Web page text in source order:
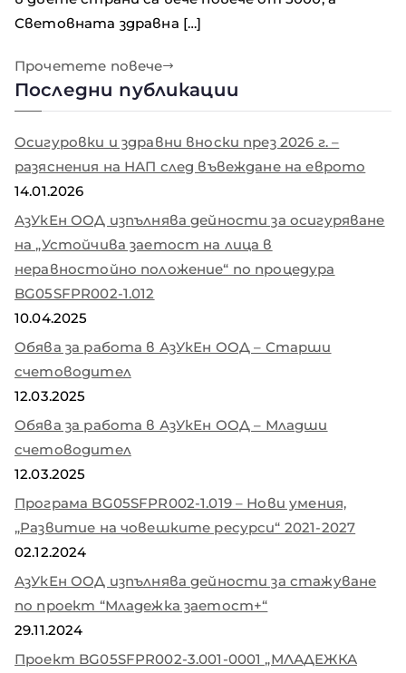
Световната здравна […]
Прочетете повече
Последни публикации
Осигуровки и здравни вноски през 2026 г. –
разяснения на НАП след въвеждане на еврото
14.01.2026
АзУкЕн ООД изпълнява дейности за осигуряване
на „Устойчива заетост на лица в
неравностойно положение“ по процедура
BG05SFPR002-1.012
10.04.2025
Обява за работа в АзУкЕн ООД – Старши
счетоводител
12.03.2025
Обява за работа в АзУкЕн ООД – Младши
счетоводител
12.03.2025
Програма BG05SFPR002-1.019 – Нови умения,
„Развитие на човешките ресурси“ 2021-2027
02.12.2024
АзУкЕн ООД изпълнява дейности за стажуване
по проект “Младежка заетост+“
29.11.2024
Проект BG05SFPR002-3.001-0001 „МЛАДЕЖКА